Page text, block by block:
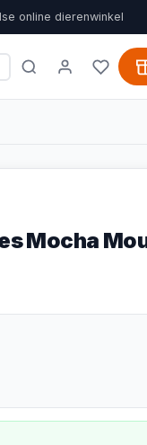
online dierenwinkel
Mocha